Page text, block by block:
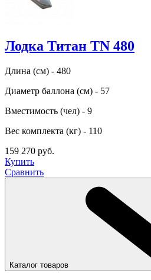
Лодка Титан TN 480
Длина (см) - 480
Диаметр баллона (см) - 57
Вместимость (чел) - 9
Вес комплекта (кг) - 110
159 270 руб.
Купить
Сравнить
Каталог товаров